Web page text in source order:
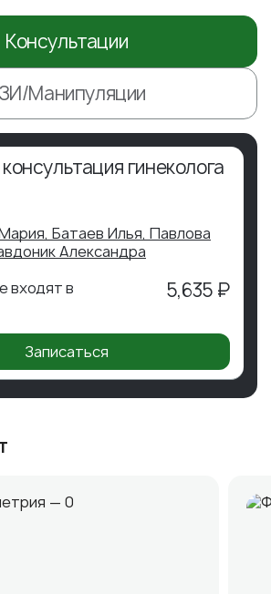
Консультации
Манипуляции
гинеколога
5,635 ₽
Батаев Илья, Павлова
Александра
входят в
Записаться